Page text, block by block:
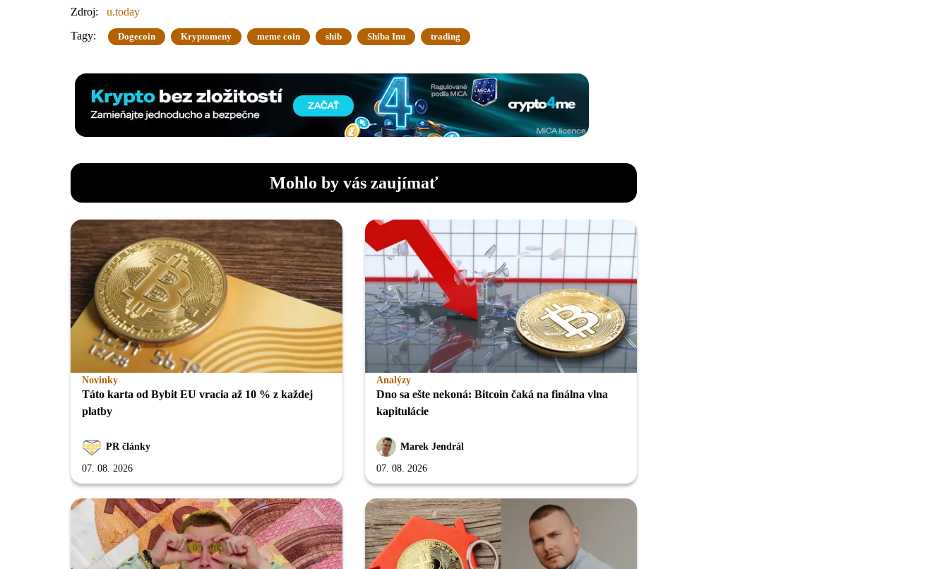
Zdroj:
u.today
Tagy:
Dogecoin Kryptomeny meme coin shib Shiba Inu trading
Mohlo by vás zaujímať
Novinky
Táto karta od Bybit EU vracia až 10 % z každej
platby
PR články
07. 08. 2026
Analýzy
Dno sa ešte nekoná: Bitcoin čaká na finálna vlna
kapitulácie
Marek Jendrál
07. 08. 2026